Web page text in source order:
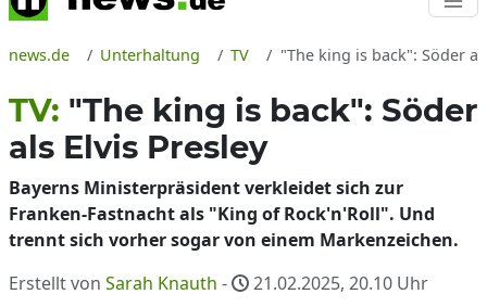
news.de Unterhaltung TV "The king is back": Söder
TV: "The king is back": Söder
als Elvis Presley
Bayerns Ministerpräsident verkleidet sich zur
Franken-Fastnacht als "King of Rock'n'Roll". Und
trennt sich vorher sogar von einem Markenzeichen.
Erstellt von Sarah Knauth - 21.02.2025, 20.10 Uhr